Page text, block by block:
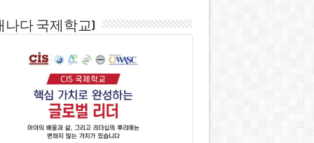
나다 국제학교)